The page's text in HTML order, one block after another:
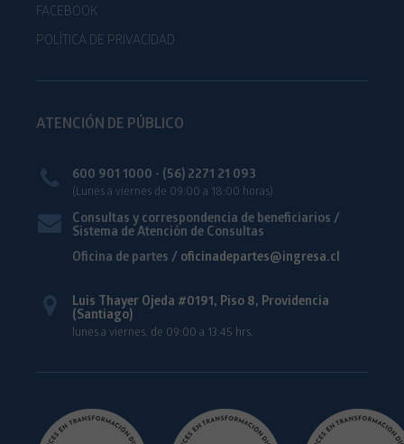
FACEBOOK
POLÍTICA DE PRIVACIDAD
ATENCIÓN DE PÚBLICO
600 901 1000 - (56) 2271 21 093
(Lunes a viernes de 09:00 a 18:00 horas)
Consultas y correspondencia de beneficiarios /
Sistema de Atención de Consultas
Oficina de partes / oficinadepartes@ingresa.cl
Luis Thayer Ojeda #0191, Piso 8, Providencia
(Santiago)
lunes a viernes, de 09:00 a 13:45 hrs.